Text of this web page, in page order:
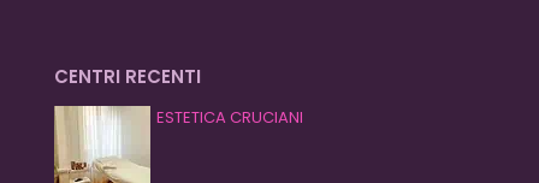
CENTRI RECENTI
ESTETICA CRUCIANI